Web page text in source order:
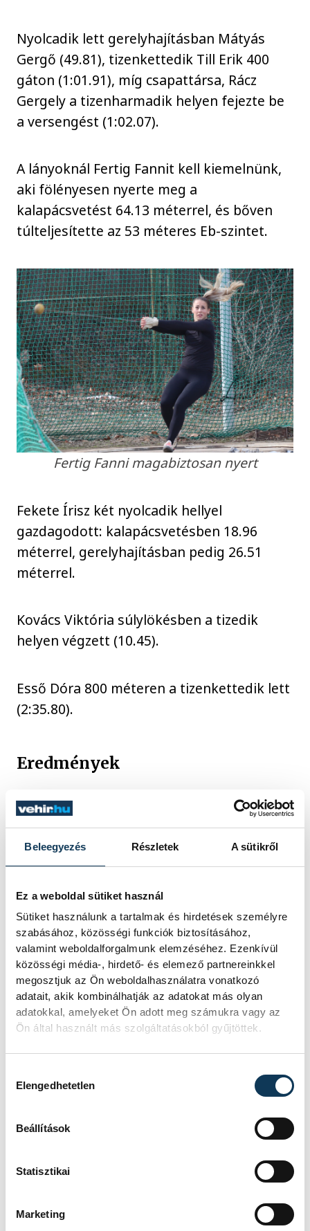
Beleegyezés Részletek A sütikről
Ez a weboldal sütiket használ
Sütiket használunk a tartalmak és hirdetések személyre
szabásához, közösségi funkciók biztosításához,
valamint weboldalforgalmunk elemzéséhez. Ezenkívül
közösségi média-, hirdető- és elemező partnereinkkel
megosztjuk az Ön weboldalhasználatra vonatkozó
adatait, akik kombinálhatják az adatokat más olyan
adatokkal, amelyeket Ön adott meg számukra vagy az
Ön által használt más szolgáltatásokból gyűjtöttek.
Elengedhetetlen
Beállítások
Statisztikai
Marketing
Nyolcadik lett gerelyhajításban Mátyás
Gergő (49.81), tizenkettedik Till Erik 400
gáton (1:01.91), míg csapattársa, Rácz
Gergely a tizenharmadik helyen fejezte be
a versengést (1:02.07).
A lányoknál Fertig Fannit kell kiemelnünk,
aki fölényesen nyerte meg a
kalapácsvetést 64.13 méterrel, és bőven
túlteljesítette az 53 méteres Eb-szintet.
Fertig Fanni magabiztosan nyert
Fekete Írisz két nyolcadik hellyel
gazdagodott: kalapácsvetésben 18.96
méterrel, gerelyhajításban pedig 26.51
méterrel.
Kovács Viktória súlylökésben a tizedik
helyen végzett (10.45).
Esső Dóra 800 méteren a tizenkettedik lett
(2:35.80).
Eredmények
Férfi. 400 méter: 26. Till Erik 54.45, 28. Rácz
Gergely 55.33. 400 gát: 12. Till Erik 1:01.91,
Donát 5.44. Gerelyhajítás: 3. Tombor
Kristóf 64.20, 8. Mátyás Gergő 49.81.
Női. 800: 12. Esső Dóra 2:35.80. Távolugrás:
19. Takács Kira 4.85. Súlylökés: 10. Kovács
Viktória 10.45. Kalapácsvetés: 1. Fertig
Fanni 64.13, 8. Fekete Írisz 18.96.
Gerelyhajítás: 8. Fekete Írisz 26.51.